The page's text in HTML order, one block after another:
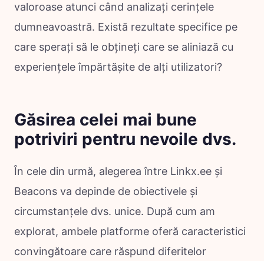
valoroase atunci când analizați cerințele
dumneavoastră. Există rezultate specifice pe
care sperați să le obțineți care se aliniază cu
experiențele împărtășite de alți utilizatori?
Găsirea celei mai bune
potriviri pentru nevoile dvs.
În cele din urmă, alegerea între Linkx.ee și
Beacons va depinde de obiectivele și
circumstanțele dvs. unice. După cum am
explorat, ambele platforme oferă caracteristici
convingătoare care răspund diferitelor